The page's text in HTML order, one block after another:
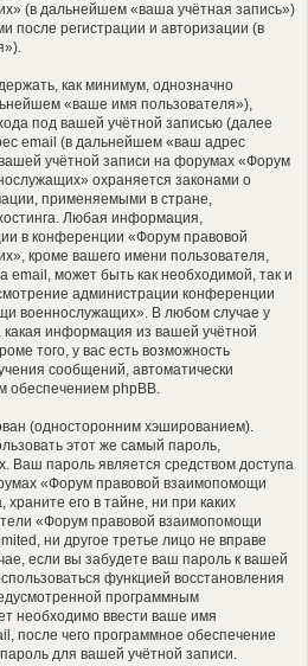
(в дальнейшем «ваша учётная запись»)
после регистрации и авторизации (в
как минимум, однозначно
«ваше имя пользователя»),
под вашей учётной записью (далее
email (в дальнейшем «ваш адрес
учётной записи на форумах «Форум
охраняется законами о
применяемыми в стране,
Любая информация,
в конференции «Форум правовой
кроме вашего имени пользователя,
email, может быть как необходимой, так и
администрации конференции
военнослужащих». В любом случае у
какая информация из вашей учётной
того, у вас есть возможность
сообщений, автоматически
обеспечением phpBB.
(односторонним хэшированием).
этот же самый пароль,
Ваш пароль является средством доступа
«Форум правовой взаимопомощи
его в тайне, ни при каких
«Форум правовой взаимопомощи
ни другое третье лицо не вправе
если вы забудете ваш пароль к вашей
функцией восстановления
программным
необходимо ввести ваше имя
после чего программное обеспечение
для вашей учётной записи.